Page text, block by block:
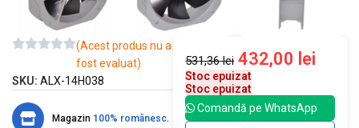
(Acest produs nu a
fost evaluat)
SKU: ALX-14H038
Magazin 100% românesc.
531,36lei 432,00 lei
Stoc epuizat
Stoc epuizat
Comandă pe WhatsApp